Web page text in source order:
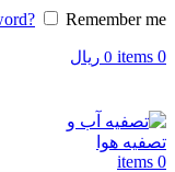
Remember me
0
items
0 ریال
0
items